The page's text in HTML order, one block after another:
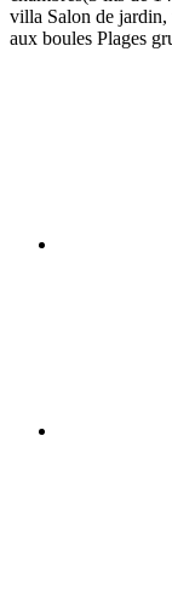
villa Salon de jardin,
aux boules Plages